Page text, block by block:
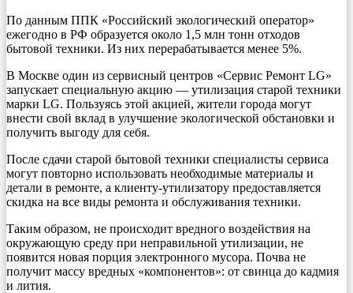
По данным ППК «Российский экологический оператор»
ежегодно в РФ образуется около 1,5 млн тонн отходов
бытовой техники. Из них перерабатывается менее 5%.
В Москве один из сервисный центров «Сервис Ремонт LG»
запускает специальную акцию — утилизация старой техники
марки LG. Пользуясь этой акцией, жители города могут
внести свой вклад в улучшение экологической обстановки и
получить выгоду для себя.
После сдачи старой бытовой техники специалисты сервиса
могут повторно использовать необходимые материалы и
детали в ремонте, а клиенту-утилизатору предоставляется
скидка на все виды ремонта и обслуживания техники.
Таким образом, не происходит вредного воздействия на
окружающую среду при неправильной утилизации, не
появится новая порция электронного мусора. Почва не
получит массу вредных «компонентов»: от свинца до кадмия
и лития.